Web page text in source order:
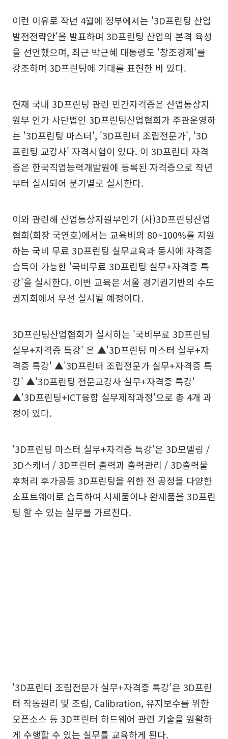
이런 이유로 작년 4월에 정부에서는 '3D프린팅 산업
발전전략안'을 발표하며 3D프린팅 산업의 본격 육성
을 선언했으며, 최근 박근혜 대통령도 '창조경제'를
강조하며 3D프린팅에 기대를 표현한 바 있다.
현재 국내 3D프린팅 관련 민간자격증은 산업통상자
원부 인가 사단법인 3D프린팅산업협회가 주관운영하
는 '3D프린팅 마스터', '3D프린터 조립전문가', '3D
프린팅 교강사' 자격시험이 있다. 이 3D프린터 자격
증은 한국직업능력개발원에 등록된 자격증으로 작년
부터 실시되어 분기별로 실시한다.
이와 관련해 산업통상자원부인가 (사)3D프린팅산업
협회(회장 국연호)에서는 교육비의 80~100%를 지원
하는 국비 무료 3D프린팅 실무교육과 동시에 자격증
습득이 가능한 '국비무료 3D프린팅 실무+자격증 특
강'을 실시한다. 이번 교육은 서울 경기권기반의 수도
권지회에서 우선 실시될 예정이다.
3D프린팅산업협회가 실시하는 '국비무료 3D프린팅
실무+자격증 특강' 은 ▲'3D프린팅 마스터 실무+자
격증 특강' ▲'3D프린터 조립전문가 실무+자격증 특
강' ▲'3D프린팅 전문교강사 실무+자격증 특강'
▲'3D프린팅+ICT융합 실무제작과정'으로 총 4개 과
정이 있다.
'3D프린팅 마스터 실무+자격증 특강'은 3D모델링 /
3D스캐너 / 3D프린터 출력과 출력관리 / 3D출력물
후처리 후가공등 3D프린팅을 위한 전 공정을 다양한
소프트웨어로 습득하여 시제품이나 완제품을 3D프린
팅 할 수 있는 실무를 가르친다.
'3D프린터 조립전문가 실무+자격증 특강'은 3D프린
터 작동원리 및 조립, Calibration, 유지보수를 위한
오픈소스 등 3D프린터 하드웨어 관련 기술을 원활하
게 수행할 수 있는 실무를 교육하게 된다.